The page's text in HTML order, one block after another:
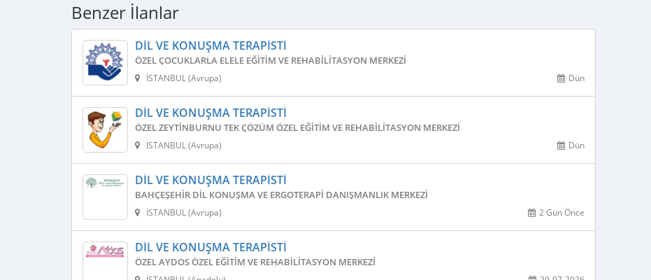
Benzer İlanlar
DIL VE KONUŞMA TERAPISTI
ÖZEL ÇOCUKLARLA ELELE EĞITIM VE REHABILITASYON MERKEZI
Dün
İSTANBUL (Avrupa)
DIL VE KONUŞMA TERAPISTI
ÖZEL ZEYTINBURNU TEK ÇÖZÜM ÖZEL EĞITIM VE REHABILITASYON MERKEZI
Dün
İSTANBUL (Avrupa)
DIL VE KONUŞMA TERAPISTI
BAHÇEŞEHIR DIL KONUŞMA VE ERGOTERAPI DANIŞMANLIK MERKEZI
2 Gün Önce
İSTANBUL (Avrupa)
DIL VE KONUŞMA TERAPISTI
ÖZEL AYDOS ÖZEL EĞITIM VE REHABILITASYON MERKEZI